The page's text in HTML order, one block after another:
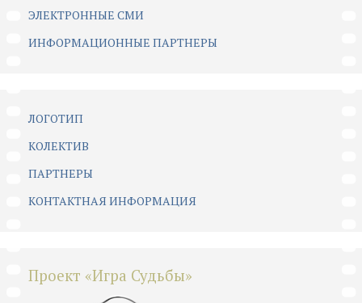
ЭЛЕКТРОННЫЕ СМИ
ИНФОРМАЦИОННЫЕ ПАРТНЕРЫ
ЛОГОТИП
КОЛЕКТИВ
ПАРТНЕРЫ
КОНТАКТНАЯ ИНФОРМАЦИЯ
Проект «Игра Судьбы»